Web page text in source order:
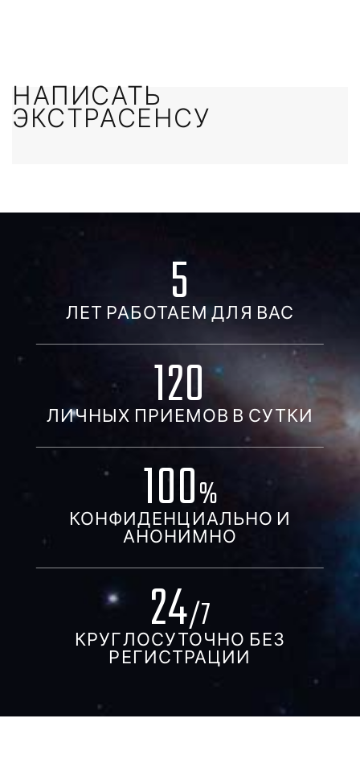
НАПИСАТЬ
ЭКСТРАСЕНСУ
5
ЛЕТ РАБОТАЕМ ДЛЯ ВАС
120
ЛИЧНЫХ ПРИЕМОВ В СУТКИ
100%
КОНФИДЕНЦИАЛЬНО И
АНОНИМНО
24/7
КРУГЛОСУТОЧНО БЕЗ
РЕГИСТРАЦИИ